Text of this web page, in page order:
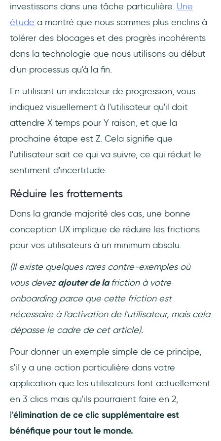
investissons dans une tâche particulière. Une
étude a montré que nous sommes plus enclins à
tolérer des blocages et des progrès incohérents
dans la technologie que nous utilisons au début
d'un processus qu'à la fin.
En utilisant un indicateur de progression, vous
indiquez visuellement à l'utilisateur qu'il doit
attendre X temps pour Y raison, et que la
prochaine étape est Z. Cela signifie que
l'utilisateur sait ce qui va suivre, ce qui réduit le
sentiment d'incertitude.
Réduire les frottements
Dans la grande majorité des cas, une bonne
conception UX implique de réduire les frictions
pour vos utilisateurs à un minimum absolu.
(Il existe quelques rares contre-exemples où
vous devezajouter de lafriction à votre
onboarding parce que cette friction est
nécessaire à l'activation de l'utilisateur, mais cela
dépasse le cadre de cet article).
Pour donner un exemple simple de ce principe,
s'il y a une action particulière dans votre
application que les utilisateurs font actuellement
en 3 clics mais qu'ils pourraient faire en 2,
l'élimination de ce clic supplémentaire est
bénéfique pour tout le monde.